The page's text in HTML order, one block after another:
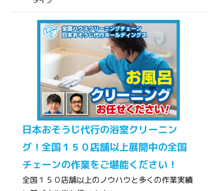
日本おそうじ代行の浴室クリーニン
グ！全国１５０店舗以上展開中の全国
チェーンの作業をご堪能ください！
全国１５０店舗以上のノウハウと多くの作業実績